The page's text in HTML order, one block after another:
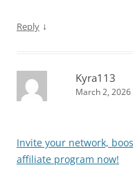
Reply ↓
Kyra113
March 2,
Invite your network,
affiliate program now!